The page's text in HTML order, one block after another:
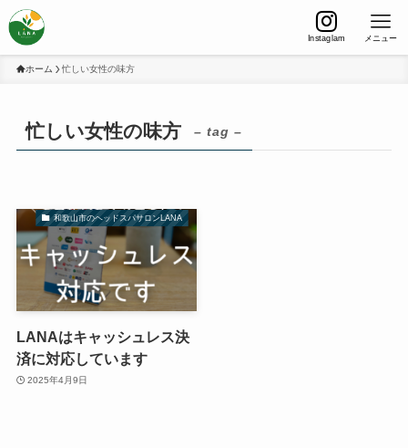
Instaglam メニュー
ホーム 忙しい女性の味方
忙しい女性の味方 – tag –
和歌山市のヘッドスパサロンLANA
LANAはキャッシュレス決
済に対応しています
2025年4月9日